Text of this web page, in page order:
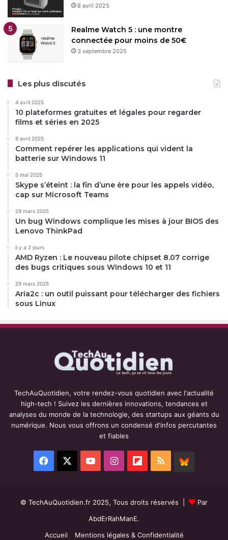
8 avril 2025
Realme Watch 5 : une montre
connectée pour moins de 50€
3 septembre 2025
Les plus discutés
4 avril 2025
10 plateformes gratuites et légales pour regarder
films et séries en 2025
9 avril 2025
Comment repérer les applications qui vident la
batterie sur Windows 11
5 mai 2025
Skype s’éteint : la fin d’une ère pour les appels vidéo,
cap sur Microsoft Teams
29 mars 2025
Un bug Windows complique les mises à jour BIOS des
Lenovo ThinkPad
il y a 2 jours
AMD Ryzen : Le nouveau pilote chipset 8.07 corrige
des bugs critiques sous Windows 10 et 11
29 mars 2025
Aria2c : un outil puissant pour télécharger des fichiers
sous Linux
TechAuQuotidien, votre rendez-vous quotidien avec l'actualité
high-tech ! Suivez les dernières innovations, tendances et
analyses du monde de la technologie, des startups aux géants du
numérique. Nous vous offrons un condensé d'infos percutantes
et fiables
Facebook YouTubeInstagramFlipboard
RSS
© TechAuQuotidien.fr 2025, Tous droits réservés |
Par
AbdErRahManE.
Accueil
Mentions légales & Confidentialité